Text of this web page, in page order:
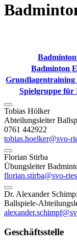
Badminton
Grundlagentraining
Spielgruppe für
Tobias Hölker
Abteilungsleiter
0761 442922
tobias.hoelker@svo-
Florian Stirba
Übungsleiter
florian.stirba@svo-
Dr. Alexander
Ballspiele-
Geschäftsstelle